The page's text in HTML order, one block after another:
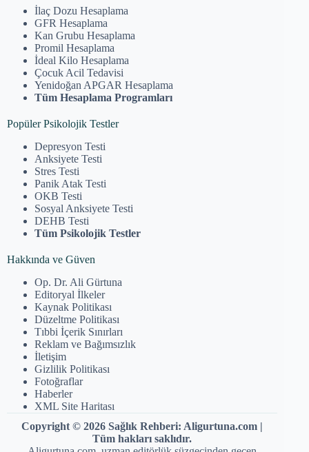
İlaç Dozu Hesaplama
GFR Hesaplama
Kan Grubu Hesaplama
Promil Hesaplama
İdeal Kilo Hesaplama
Çocuk Acil Tedavisi
Yenidoğan APGAR Hesaplama
Tüm Hesaplama Programları
Popüler Psikolojik Testler
Depresyon Testi
Anksiyete Testi
Stres Testi
Panik Atak Testi
OKB Testi
Sosyal Anksiyete Testi
DEHB Testi
Tüm Psikolojik Testler
Hakkında ve Güven
Op. Dr. Ali Gürtuna
Editoryal İlkeler
Kaynak Politikası
Düzeltme Politikası
Tıbbi İçerik Sınırları
Reklam ve Bağımsızlık
İletişim
Gizlilik Politikası
Fotoğraflar
Haberler
XML Site Haritası
Copyright © 2026 Sağlık Rehberi: Aligurtuna.com |
Tüm hakları saklıdır.